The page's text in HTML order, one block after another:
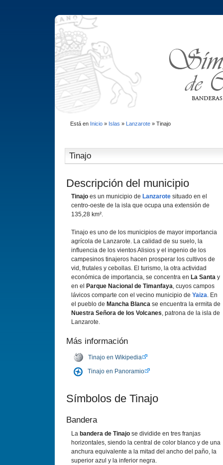
Está en Inicio» Islas » Lanzarote» Tinajo
Tinajo
Descripción del municipio
Tinajo es un municipio de Lanzarote situado en el
centro-oeste de la isla que ocupa una extensión de
135,28 km².
Tinajo es uno de los municipios de mayor importancia
agrí­cola de Lanzarote. La calidad de su suelo, la
influencia de los vientos Alisios y el ingenio de los
campesinos tinajeros hacen prosperar los cultivos de
vid, frutales y cebollas. El turismo, la otra actividad
económica de importancia, se concentra en La Santa y
en el
Parque Nacional de Timanfaya, cuyos campos
lávicos comparte con el vecino municipio de Yaiza. En
el pueblo de Mancha Blanca se encuentra la ermita de
Nuestra Señora de los Volcanes, patrona de la isla de
Lanzarote.
Más información
Tinajo en Wikipedia
Tinajo en Panoramio
Sí­mbolos de Tinajo
Bandera
La bandera de Tinajo se dividide en tres franjas
horizontales, siendo la central de color blanco y de una
anchura equivalente a la mitad del ancho del paño, la
superior azul y la inferior negra.